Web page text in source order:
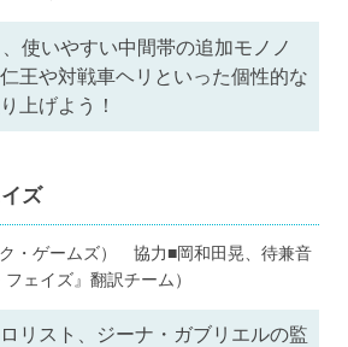
使いやすい中間帯の追加モノノ
王や対戦車ヘリといった個性的な
上げよう！
ズ
・ゲームズ） 協力■岡和田晃、待兼音
ェイズ』翻訳チーム）
リスト、ジーナ・ガブリエルの監